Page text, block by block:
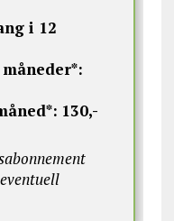
i 12
130,-